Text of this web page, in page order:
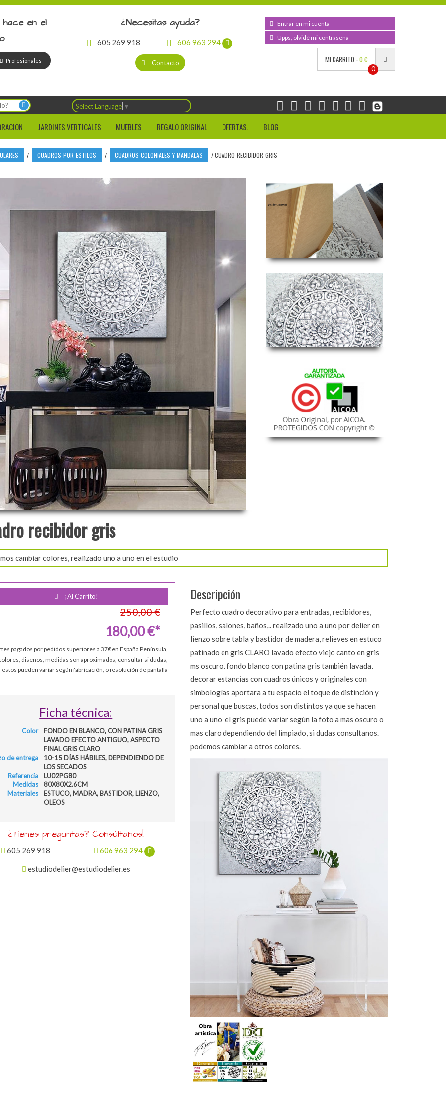
en el
Profesionales
¿Necesitas ayuda?
605 269 918 606 963 294
Contacto
- Entrar en mi cuenta
- Upps, olvidé mi contraseña
MI CARRITO -0 €
0
Select Language ▼
JARDINES VERTICALES MUEBLES REGALO ORIGINAL OFERTAS. BLOG
/ CUADROS-POR-ESTILOS / CUADROS-COLONIALES-Y-MANDALAS /CUADRO-RECIBIDOR-GRIS-
recibidor gris
cambiar colores, realizado uno a uno en el estudio
¡Al Carrito!
250,00 €
180,00 €*
pagados por pedidos superiores a 37€ en España Península,
diseños, medidas son aproximados, consultar si dudas,
estos pueden variar según fabricación, o resolución de pantalla
Ficha técnica:
Color
FONDO EN BLANCO, CON PATINA GRIS
LAVADO EFECTO ANTIGUO, ASPECTO
FINAL GRIS CLARO
de entrega
10-15 DÍAS HÁBILES, DEPENDIENDO DE
LOS SECADOS
Referencia
LU02PG80
Medidas
80X80X2.6CM
Materiales
ESTUCO, MADRA, BASTIDOR, LIENZO,
OLEOS
¿Tienes preguntas? Consúltanos!
605 269 918 606 963 294
estudiodelier@estudiodelier.es
Descripción
Perfecto cuadro decorativo para entradas, recibidores,
pasillos, salones, baños,.. realizado uno a uno por delier en
lienzo sobre tabla y bastidor de madera, relieves en estuco
patinado en gris CLARO lavado efecto viejo canto en gris
ms oscuro, fondo blanco con patina gris también lavada,
decorar estancias con cuadros únicos y originales con
simbologías aportara a tu espacio el toque de distinción y
personal que buscas, todos son distintos ya que se hacen
uno a uno, el gris puede variar según la foto a mas oscuro o
mas claro dependiendo del limpiado, si dudas consultanos.
podemos cambiar a otros colores.